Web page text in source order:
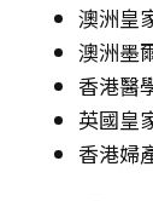
澳洲皇
澳洲墨
香港醫
英國皇
香港婦